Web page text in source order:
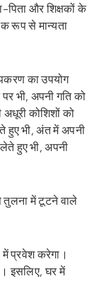
और शिक्षकों के
रूप से मान्यता
का उपयोग
भी, अपनी गति को
कोशिशों को
हुए भी, अंत में अपनी
हुए भी, अपनी
तुलना में टूटने वाले
प्रवेश करेगा।
इसलिए, घर में